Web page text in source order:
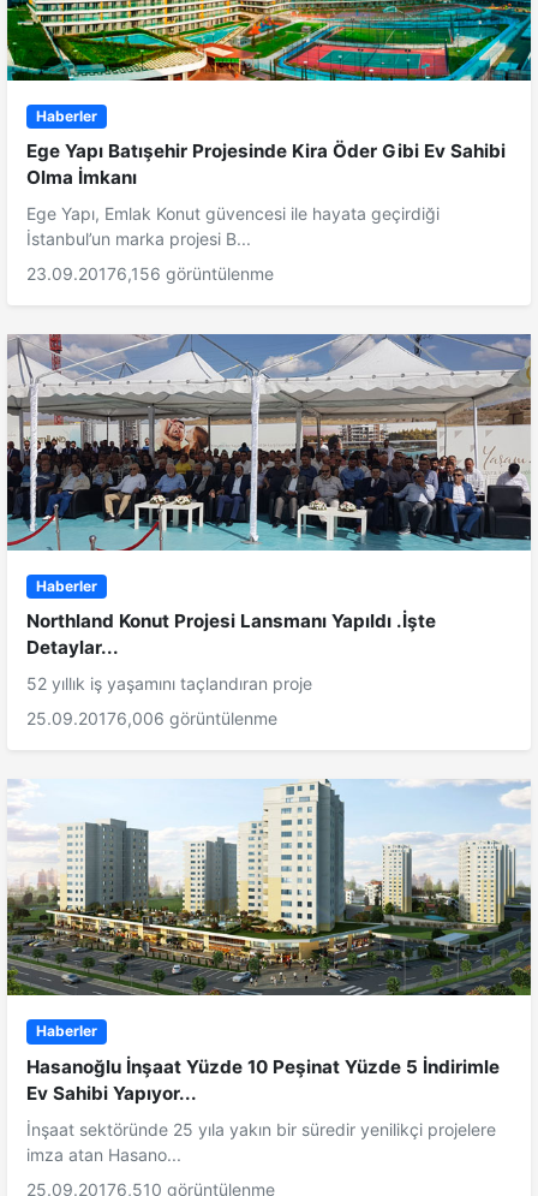
Haberler
Ege Yapı Batışehir Projesinde Kira Öder Gibi Ev Sahibi
Olma İmkanı
Ege Yapı, Emlak Konut güvencesi ile hayata geçirdiği
İstanbul’un marka projesi B...
23.09.20176,156 görüntülenme
Haberler
Northland Konut Projesi Lansmanı Yapıldı .İşte
Detaylar...
52 yıllık iş yaşamını taçlandıran proje
25.09.20176,006 görüntülenme
Haberler
Hasanoğlu İnşaat Yüzde 10 Peşinat Yüzde 5 İndirimle
Ev Sahibi Yapıyor...
İnşaat sektöründe 25 yıla yakın bir süredir yenilikçi projelere
imza atan Hasano...
25.09.20176,510 görüntülenme